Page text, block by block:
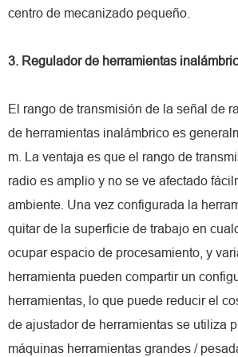
centro de mecanizado pequeño.
3. Regulador de herramientas
El rango de transmisión de la señal de
de herramientas inalámbrico es
m. La ventaja es que el rango de
radio es amplio y no se ve afectado
ambiente. Una vez configurada la
quitar de la superficie de trabajo en
ocupar espacio de procesamiento, y
herramienta pueden compartir un
herramientas, lo que puede reducir el
de ajustador de herramientas se utiliza
máquinas herramientas grandes /